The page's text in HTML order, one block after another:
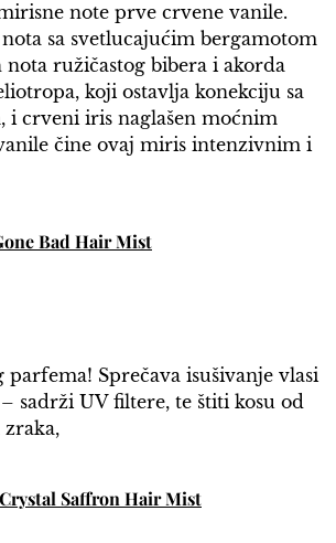
note prve crvene vanile.
sa svetlucajućim bergamotom
ružičastog bibera i akorda
koji ostavlja konekciju sa
i crveni iris naglašen moćnim
čine ovaj miris intenzivnim i
Bad Hair Mist
parfema! Sprečava isušivanje vlasi
sadrži UV filtere, te štiti kosu od
Saffron Hair Mist